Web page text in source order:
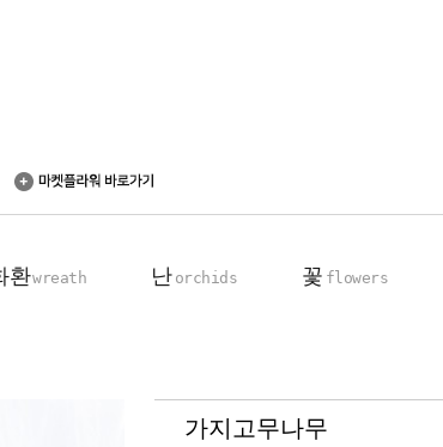
환wreath 난 orchids 꽃 flowers
동양란
꽃다발
가지고무나무